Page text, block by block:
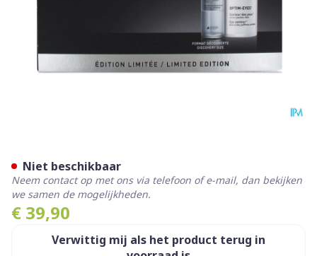
€ 39,90
Verwittig mij als het product terug in
Niet beschikbaar
Neem contact op met ons via telefoon of e-mail, dan bekijken
we samen de mogelijkheden.